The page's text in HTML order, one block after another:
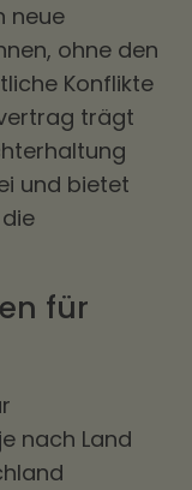
neue
ohne den
Konflikte
trägt
und bietet
für
nach Land